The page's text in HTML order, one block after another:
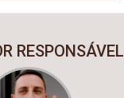
RESPONSÁVEL